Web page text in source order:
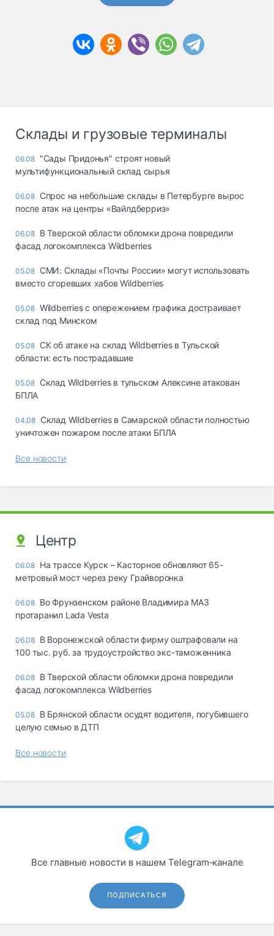
Склады и грузовые терминалы
06.08 "Сады Придонья" строят новый
мультифункциональный склад сырья
06.08 Спрос на небольшие склады в Петербурге вырос
после атак на центры «Вайлдберриз»
06.08 В Тверской области обломки дрона повредили
фасад логокомплекса Wildberries
05.08 СМИ: Склады «Почты России» могут использовать
вместо сгоревших хабов Wildberries
05.08 Wildberries с опережением графика достраивает
склад под Минском
05.08 СК об атаке на склад Wildberries в Тульской
области: есть пострадавшие
05.08 Склад Wildberries в тульском Алексине атакован
БПЛА
04.08 Склад Wildberries в Самарской области полностью
уничтожен пожаром после атаки БПЛА
Все новости
Центр
06.08 На трассе Курск – Касторное обновляют 65-
метровый мост через реку Грайворонка
06.08 Во Фрунзенском районе Владимира МАЗ
протаранил Lada Vesta
06.08 В Воронежской области фирму оштрафовали на
100 тыс. руб. за трудоустройство экс-таможенника
06.08 В Тверской области обломки дрона повредили
фасад логокомплекса Wildberries
05.08 В Брянской области осудят водителя, погубившего
целую семью в ДТП
Все новости
Все главные новости в нашем Telegram‑канале
ПОДПИСАТЬСЯ